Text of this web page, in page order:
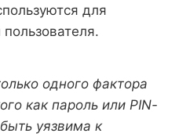
для
одного фактора
как пароль или PIN-
уязвима к